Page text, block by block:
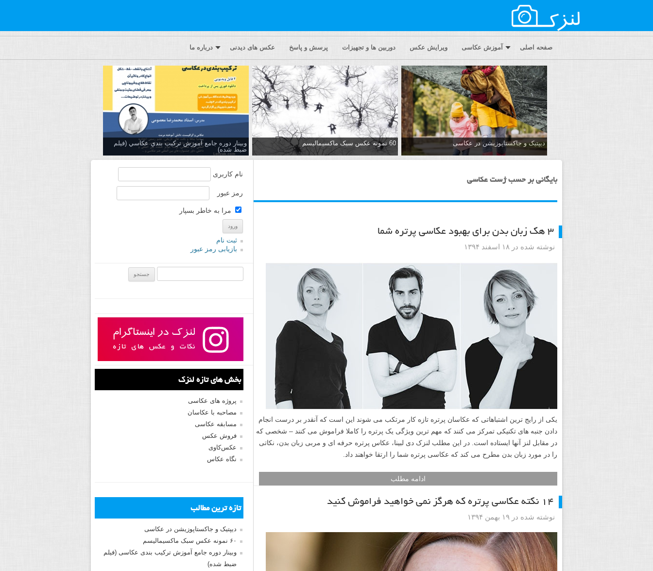
صفحه اصلی آموزش عکاسی ویرایش عکس دوربین ها و تجهیزات پرسش و پاسخ عکس های دیدنی درباره ما
دیپتیک و جاکستا‌پوزیشن در عکاسی 60 نمونه عکس سبک ماکسیمالیسم
وبینار دوره جامع آموزش تركيب بندي عكاسي (فیلم
ضبط شده)
بایگانی بر حسب ژست عکاسی
۳ هک زبان بدن برای بهبود عکاسی پرتره شما
نوشته شده در ۱۸ اسفند ۱۳۹۴
یکی از رایج ترین اشتباهاتی که عکاسان پرتره تازه کار مرتکب می شوند این است که آنقدر بر درست انجام
دادن جنبه های تکنیکی تمرکز می کنند که مهم ترین ویژگی یک پرتره را کاملا فراموش می کنند – شخصی که
در مقابل لنز آنها ایستاده است. در این مطلب لنزک دی لبینا، عکاس پرتره حرفه ای و مربی زبان بدن، نکاتی
را در مورد زبان بدن مطرح می کند که عکاسی پرتره شما را ارتقا خواهند داد.
ادامه مطلب
۱۴ نکته عکاسی پرتره که هرگز نمی خواهید فراموش کنید
نوشته شده در ۱۹ بهمن ۱۳۹۴
نام کاربری
رمز عبور
مرا به خاطر بسپار
ثبت نام
بازیابی رمز عبور
بخش های تازه لنزک
پروژه های عکاسی
مصاحبه با عکاسان
مسابقه عکاسی
فروش عکس
عکس‌کاوی
نگاه عکاس
تازه ترین مطالب
دیپتیک و جاکستا‌پوزیشن در عکاسی
۶۰ نمونه عکس سبک ماکسیمالیسم
وبینار دوره جامع آموزش ترکیب بندی عکاسی (فیلم
ضبط شده)